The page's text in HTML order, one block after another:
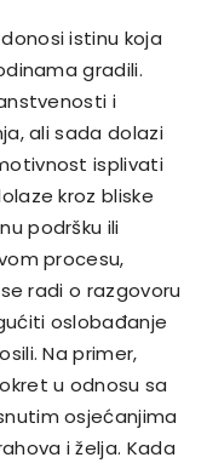
istinu koja
gradili.
i
ali sada dolazi
isplivati
kroz bliske
podršku ili
procesu,
radi o razgovoru
oslobađanje
Na primer,
u odnosu sa
osjećanjima
i želja. Kada